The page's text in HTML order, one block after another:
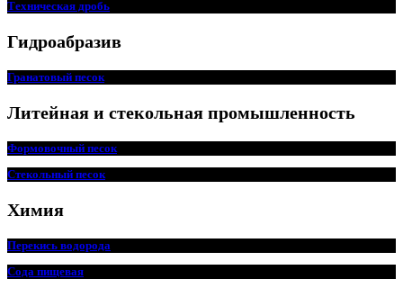
Техническая дробь
Гидроабразив
Гранатовый песок
Литейная и стекольная промышленность
Формовочный песок
Стекольный песок
Химия
Перекись водорода
Сода пищевая